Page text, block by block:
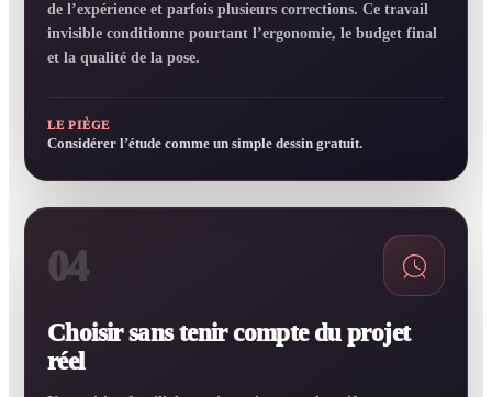
de l’expérience et parfois plusieurs corrections. Ce travail
invisible conditionne pourtant l’ergonomie, le budget final
et la qualité de la pose.
LE PIÈGE
Considérer l’étude comme un simple dessin gratuit.
04
Choisir sans tenir compte du projet
réel